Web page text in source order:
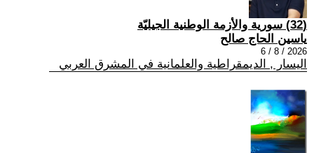
(32) سورية والأزمة الوطنية الجيليّة
ياسين الحاج صالح
2026 / 8 / 6
اليسار , الديمقراطية والعلمانية في المشرق العربي